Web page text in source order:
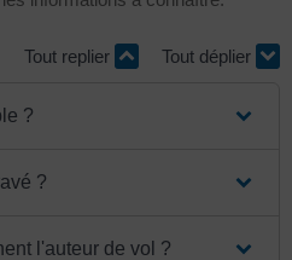
Tout replier Tout déplier
?
?
l'auteur de vol ?